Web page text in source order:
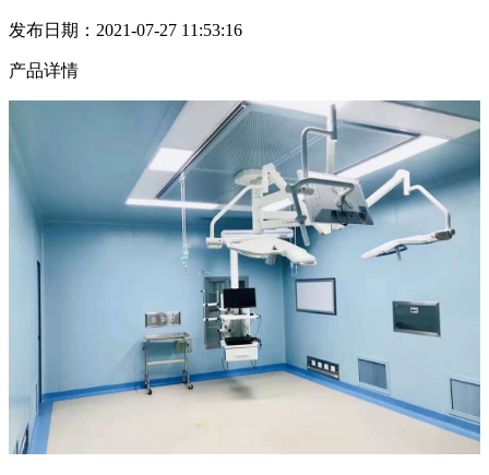
发布日期：2021-07-27 11:53:16
产品详情